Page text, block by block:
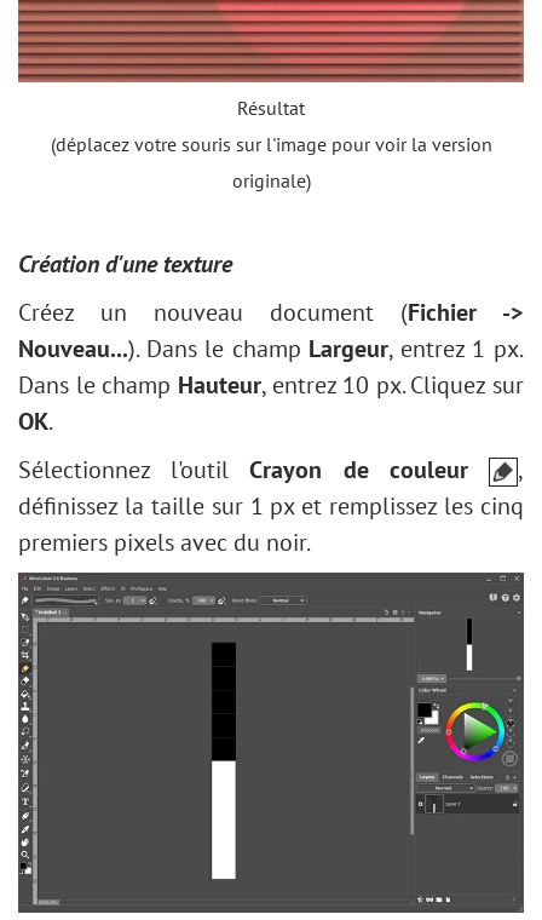
Résultat
(déplacez votre souris sur l'image pour voir la version
originale)
Création d'une texture
Créez un nouveau document (Fichier ->
Nouveau...). Dans le champ Largeur, entrez 1 px.
Dans le champ Hauteur, entrez 10 px. Cliquez sur
OK.
Sélectionnez l'outilCrayon de couleur
,
définissez la taille sur 1 px et remplissez les cinq
premiers pixels avec du noir.